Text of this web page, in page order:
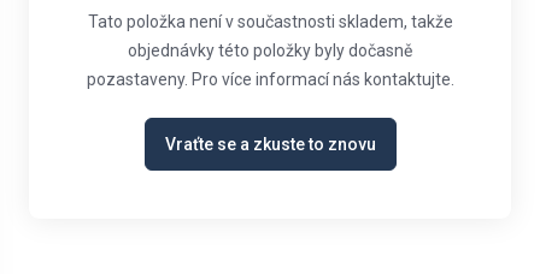
Tato položka není v součastnosti skladem, takže
objednávky této položky byly dočasně
pozastaveny. Pro více informací nás kontaktujte.
Vraťte se a zkuste to znovu